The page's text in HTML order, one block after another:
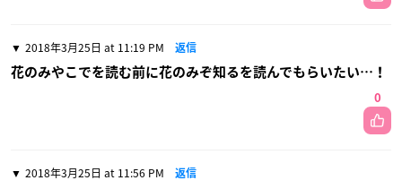
2018年3月25日 at 11:19 PM 返信
花のみやこでを読む前に花のみぞ知るを読んでもらいたい…！
0
2018年3月25日 at 11:56 PM 返信